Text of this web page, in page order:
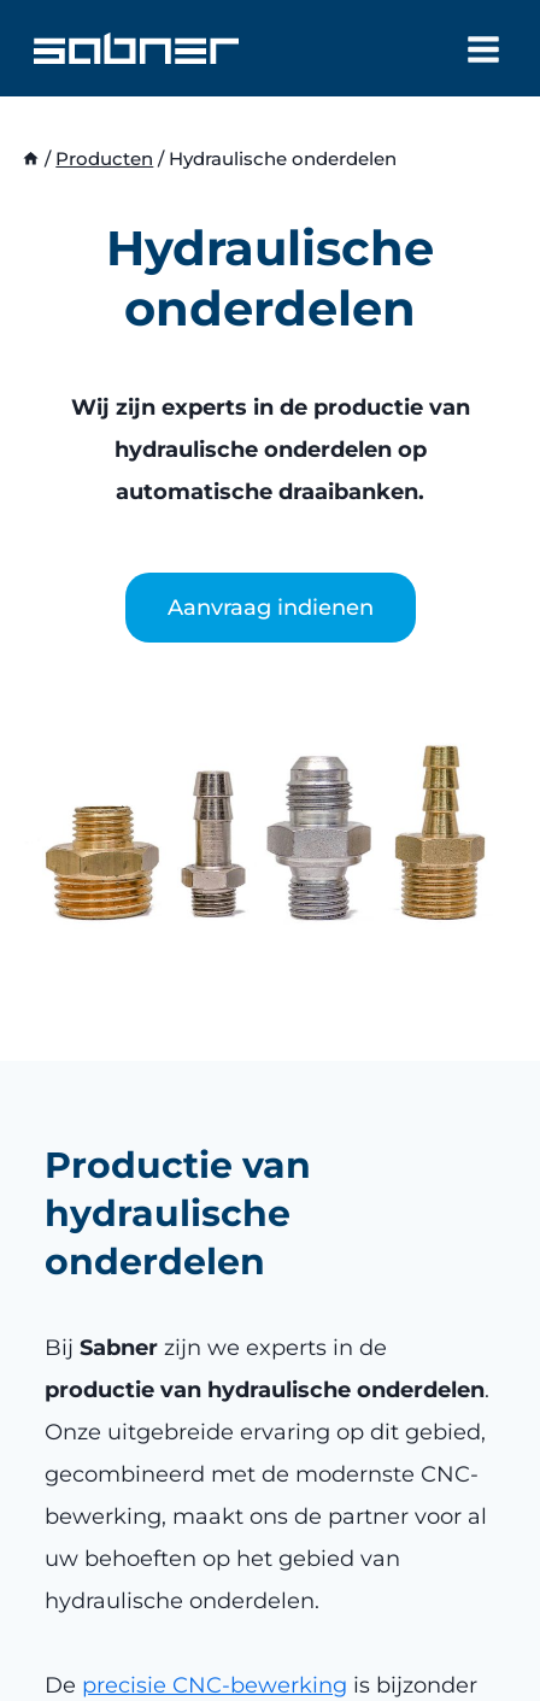
naar
inhoud
/ Producten / Hydraulische onderdelen
Hydraulische
onderdelen
Wij zijn experts in de productie van
hydraulische onderdelen op
automatische draaibanken.
Aanvraag indienen
Productie van
hydraulische
onderdelen
Bij Sabner zijn we experts in de
productie van hydraulische onderdelen.
Onze uitgebreide ervaring op dit gebied,
gecombineerd met de modernste CNC-
bewerking, maakt ons de partner voor al
uw behoeften op het gebied van
hydraulische onderdelen.
De precisie CNC-bewerking is bijzonder